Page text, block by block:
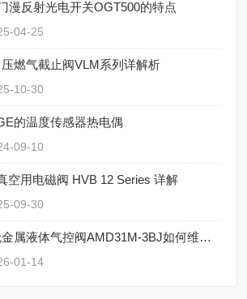
漫反射光电开关OGT500的特点
04-25
燃气截止阀VLM系列详解析
10-30
的温度传感器热电偶
09-10
空用电磁阀 HVB 12 Series 详解
09-30
CKD喜开理无金属液体气控阀AMD31M-3BJ如何维修保养
01-14